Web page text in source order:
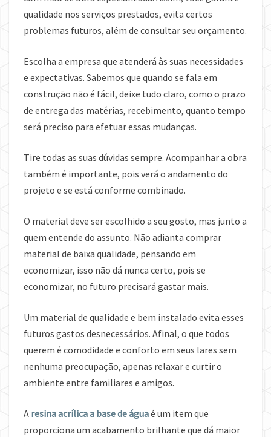
qualidade nos serviços prestados, evita certos
problemas futuros, além de consultar seu orçamento.
Escolha a empresa que atenderá às suas necessidades
e expectativas. Sabemos que quando se fala em
construção não é fácil, deixe tudo claro, como o prazo
de entrega das matérias, recebimento, quanto tempo
será preciso para efetuar essas mudanças.
Tire todas as suas dúvidas sempre. Acompanhar a obra
também é importante, pois verá o andamento do
projeto e se está conforme combinado.
O material deve ser escolhido a seu gosto, mas junto a
quem entende do assunto. Não adianta comprar
material de baixa qualidade, pensando em
economizar, isso não dá nunca certo, pois se
economizar, no futuro precisará gastar mais.
Um material de qualidade e bem instalado evita esses
futuros gastos desnecessários. Afinal, o que todos
querem é comodidade e conforto em seus lares sem
nenhuma preocupação, apenas relaxar e curtir o
ambiente entre familiares e amigos.
A resina acrílica a base de águaé um item que
proporciona um acabamento brilhante que dá maior